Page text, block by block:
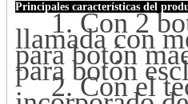
Principales características del
1. Con 2
llamada con
para botón
para botón
2. Con el